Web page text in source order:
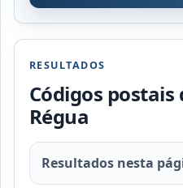
RESULTADOS
Códigos postais
Régua
Resultados nesta